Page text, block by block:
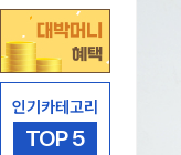
인기카테고리
TOP 5